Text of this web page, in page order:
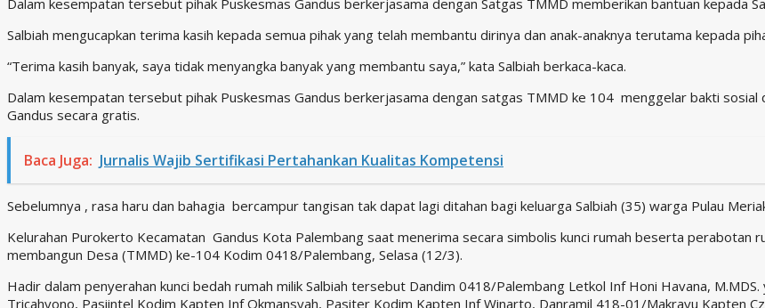
Salbiah mengucapkan terima kasih kepada semua pihak yang telah membantu dirinya dan anak-anaknya terutama kepada
“Terima kasih banyak, saya tidak menyangka banyak yang membantu saya,” kata Salbiah berkaca-kaca.
Dalam kesempatan tersebut pihak Puskesmas Gandus berkerjasama dengan satgas TMMD ke 104 menggelar bakti
Gandus secara gratis.
Baca Juga: Jurnalis Wajib Sertifikasi Pertahankan Kualitas Kompetensi
Sebelumnya , rasa haru dan bahagia bercampur tangisan tak dapat lagi ditahan bagi keluarga Salbiah (35) warga Pulau
Kelurahan Purokerto Kecamatan Gandus Kota Palembang saat menerima secara simbolis kunci rumah beserta perabotan
membangun Desa (TMMD) ke-104 Kodim 0418/Palembang, Selasa (12/3).
Hadir dalam penyerahan kunci bedah rumah milik Salbiah tersebut Dandim 0418/Palembang Letkol Inf Honi Havana,
Tricahyono, Pasiintel Kodim Kapten Inf Okmansyah, Pasiter Kodim Kapten Inf Winarto, Danramil 418-01/Makrayu Kapten